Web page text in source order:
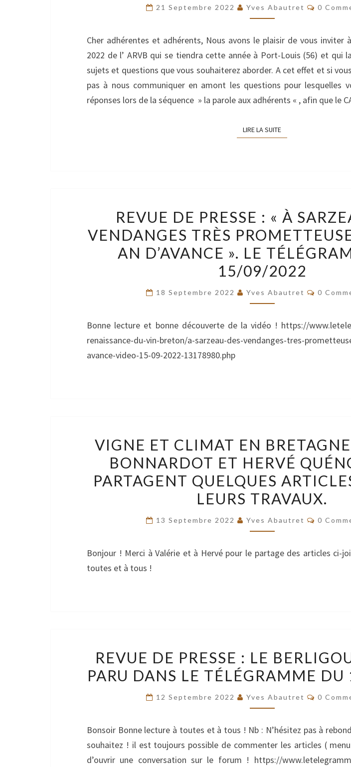
L’
GÉNÉRALE
2022
DE
L’
ARVB
!
21 Septembre 2022 Yves Abautret 0
Cher adhérentes et adhérents, Nous avons le plaisir de vous inviter
2022 de l’ ARVB qui se tiendra cette année à Port-Louis (56) et qui
sujets et questions que vous souhaiterez aborder. A cet effet et si
pas à nous communiquer en amont les questions pour lesquelles
réponses lors de la séquence » la parole aux adhérents « , afin que le
LIRE LA SUITELIRE LA SUITE
DE
PRESSE
« À
SARZEAU,
DES
TRÈS
PROMETTEUSES
DU
15/09/2022
REVUE DE PRESSE : « À
VENDANGES TRÈS
AN D’AVANCE ». LE
15/09/2022
18 Septembre 2022 Yves Abautret 0
Bonne lecture et bonne découverte de la vidéo ! https://
renaissance-du-vin-breton/a-sarzeau-des-vendanges-tres-
avance-video-15-09-2022-13178980.php
ET
CLIMAT
EN
BRETAGNE
:
VALÉRIE
ET
ISSUS
DE
TRAVAUX.
VIGNE ET CLIMAT EN
BONNARDOT ET HERVÉ
PARTAGENT QUELQUES
LEURS TRAVAUX.
13 Septembre 2022 Yves Abautret 0
Bonjour ! Merci à Valérie et à Hervé pour le partage des articles ci-
toutes et à tous !
DE
PRESSE
LE
ARTICLE
PARU
REVUE DE PRESSE : LE
PARU DANS LE TÉLÉGRAMME
12 Septembre 2022 Yves Abautret 0
Bonsoir Bonne lecture à toutes et à tous ! Nb : N’hésitez pas à
souhaitez ! il est toujours possible de commenter les articles (
d’ouvrir une conversation sur le forum ! https://